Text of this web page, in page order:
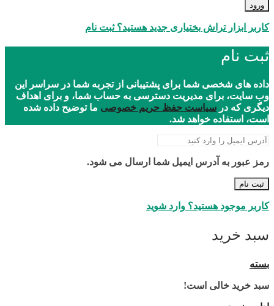
ورود
کاربر ابزار تراش بختیاری جدید هستید؟ ثبت نام
ثبت نام
داده های شخصی شما برای پشتیبانی از تجربه شما در سراسر این
وب سایت، برای مدیریت دسترسی به حساب شما، و برای اهداف
دیگری که در سیاست حفظ حریم خصوصی ما توضیح داده شده
است، استفاده خواهد شد.
رمز عبور به آدرس ایمیل شما ارسال می شود.
ثبت نام
کاربر موجود هستید؟ وارد شوید
سبد خرید
بسته
سبد خرید خالی است!